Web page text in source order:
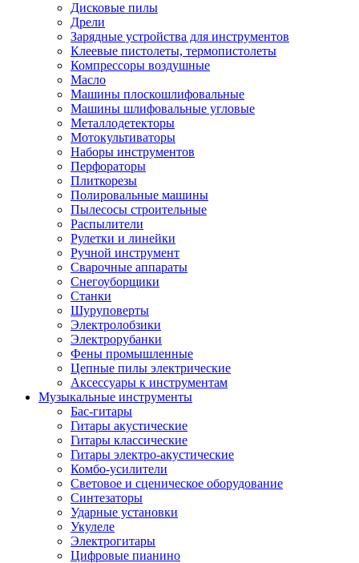
Дисковые пилы
Дрели
Зарядные устройства для инструментов
Клеевые пистолеты, термопистолеты
Компрессоры воздушные
Масло
Машины плоскошлифовальные
Машины шлифовальные угловые
Металлодетекторы
Мотокультиваторы
Наборы инструментов
Перфораторы
Плиткорезы
Полировальные машины
Пылесосы строительные
Распылители
Рулетки и линейки
Ручной инструмент
Сварочные аппараты
Снегоуборщики
Станки
Шуруповерты
Электролобзики
Электрорубанки
Фены промышленные
Цепные пилы электрические
Аксессуары к инструментам
Музыкальные инструменты
Бас-гитары
Гитары акустические
Гитары классические
Гитары электро-акустические
Комбо-усилители
Световое и сценическое оборудование
Синтезаторы
Ударные установки
Укулеле
Электрогитары
Цифровые пианино